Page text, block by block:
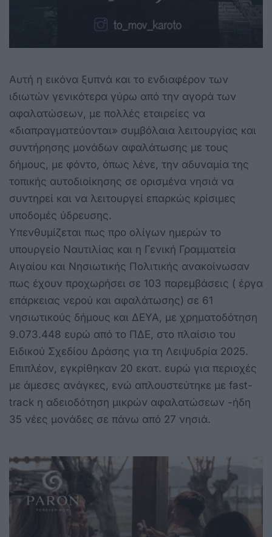
Αυτή η εικόνα ξυπνά και το ενδιαφέρον των
ιδιωτών γενικότερα γύρω από την αγορά των
αφαλατώσεων, με πολλές εταιρείες να
«διαπραγματεύονται» συμβόλαια λειτουργίας και
συντήρησης μονάδων αφαλάτωσης με τους
δήμους, με φόντο, όπως λένε, την αδυναμία της
τοπικής αυτοδιοίκησης σε ορισμένα νησιά να
συντηρεί και να λειτουργεί επαρκώς κρίσιμες
υποδομές ύδρευσης.
Υπενθυμίζεται πως προ ολίγων ημερών το
υπουργείο Ναυτιλίας και η Γενική Γραμματεία
Αιγαίου και Νησιωτικής Πολιτικής ανακοίνωσαν
πως έχουν προχωρήσει σε 103 παρεμβάσεις ( έργα
επάρκειας νερού και αφαλάτωσης) σε 61
νησιωτικούς δήμους και ΔΕΥΑ, με χρηματοδότηση
9.073.448 ευρώ από το ΠΔΕ, στο πλαίσιο του
Ειδικού Σχεδίου Δράσης για τη Λειψυδρία 2025.
Επιπλέον, εγκρίθηκαν 20 εκατ. ευρώ για περιοχές
με άμεσες ανάγκες, ενώ απλουστεύτηκε με fast-
track η αδειοδότηση μικρών αφαλατώσεων -ήδη
35 νέες μονάδες σε πάνω από 27 νησιά.